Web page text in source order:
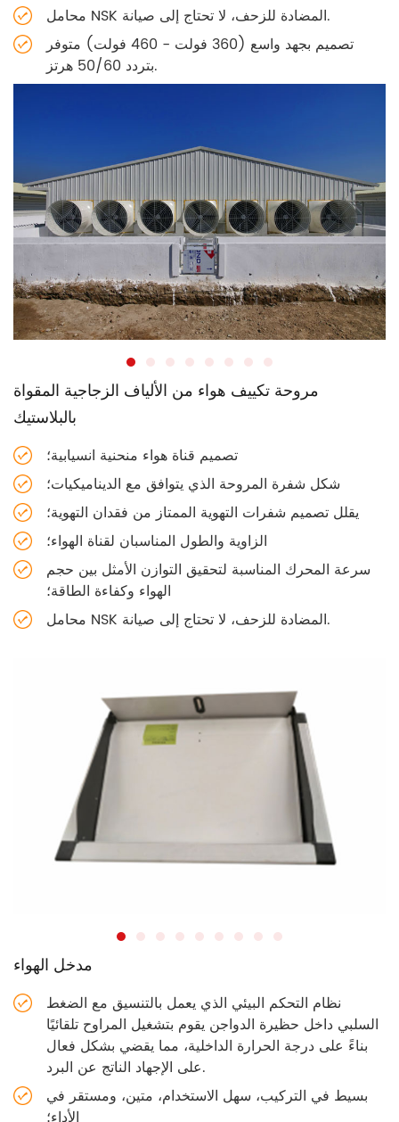
محامل NSK المضادة للزحف، لا تحتاج إلى صيانة.
تصميم بجهد واسع (360 فولت - 460 فولت) متوفر
بتردد 50/60 هرتز.
مروحة تكييف هواء من الألياف الزجاجية المقواة
بالبلاستيك
تصميم قناة هواء منحنية انسيابية؛
شكل شفرة المروحة الذي يتوافق مع الديناميكيات؛
يقلل تصميم شفرات التهوية الممتاز من فقدان التهوية؛
الزاوية والطول المناسبان لقناة الهواء؛
سرعة المحرك المناسبة لتحقيق التوازن الأمثل بين حجم
الهواء وكفاءة الطاقة؛
محامل NSK المضادة للزحف، لا تحتاج إلى صيانة.
مدخل الهواء
نظام التحكم البيئي الذي يعمل بالتنسيق مع الضغط
السلبي داخل حظيرة الدواجن يقوم بتشغيل المراوح تلقائيًا
بناءً على درجة الحرارة الداخلية، مما يقضي بشكل فعال
على الإجهاد الناتج عن البرد.
بسيط في التركيب، سهل الاستخدام، متين، ومستقر في
الأداء؛